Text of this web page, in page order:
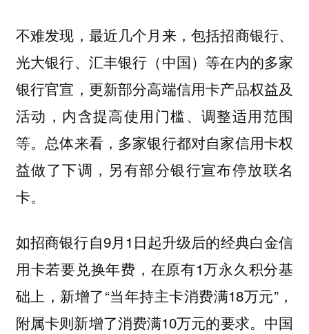
不难发现，最近几个月来，包括招商银行、
光大银行、汇丰银行（中国）等在内的多家
银行官宣，更新部分高端信用卡产品权益及
活动，内含提高使用门槛、调整适用范围
等。总体来看，多家银行都对自家信用卡权
益做了下调，另有部分银行宣布停放联名
卡。
如招商银行自9月1日起升级后的经典白金信
用卡若要兑换年费，在原有1万永久积分基
础上，新增了“当年持主卡消费满18万元”，
附属卡则新增了消费满10万元的要求。中国